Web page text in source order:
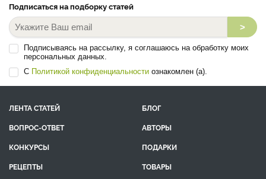
Подписаться на подборку статей
>
Подписываясь на рассылку, я соглашаюсь на обработку моих
персональных данных.
С Политикой конфиденциальности ознакомлен (а).
ЛЕНТА СТАТЕЙ
БЛОГ
ВОПРОС-ОТВЕТ
АВТОРЫ
КОНКУРСЫ
ПОДАРКИ
РЕЦЕПТЫ
ТОВАРЫ